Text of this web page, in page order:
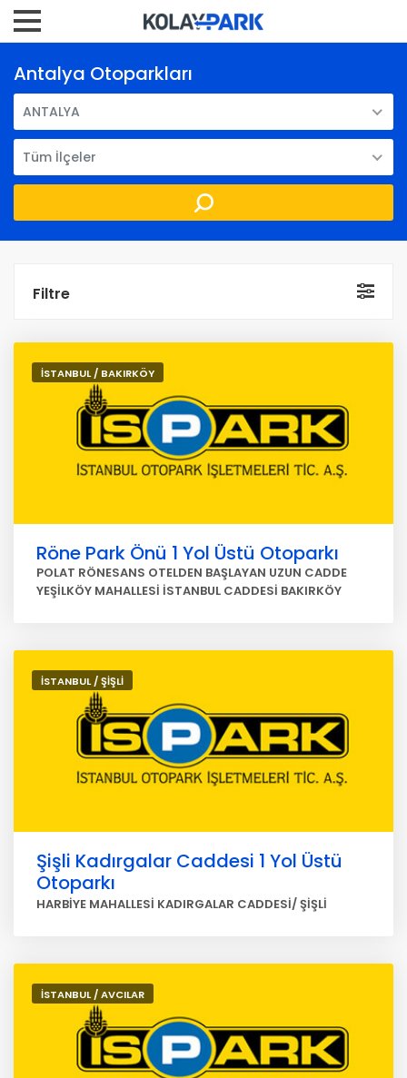
Antalya Otoparkları
ANTALYA
Tüm İlçeler
Filtre
İSTANBUL / BAKIRKÖY
Röne Park Önü 1 Yol Üstü Otoparkı
POLAT RÖNESANS OTELDEN BAŞLAYAN UZUN CADDE
YEŞİLKÖY MAHALLESİ İSTANBUL CADDESİ BAKIRKÖY
İSTANBUL / ŞİŞLİ
Şişli Kadırgalar Caddesi 1 Yol Üstü
Otoparkı
HARBİYE MAHALLESİ KADIRGALAR CADDESİ/ ŞİŞLİ
İSTANBUL / AVCILAR